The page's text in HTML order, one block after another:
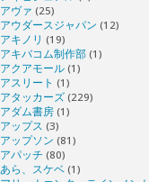
アヴァ (25)
アウダースジャパン (12)
アキノリ (19)
アキバコム制作部 (1)
アクアモール (1)
アスリート (1)
アタッカーズ (229)
アダム書房 (1)
アップス (3)
アップソン (81)
アパッチ (80)
あら、スケベ (1)